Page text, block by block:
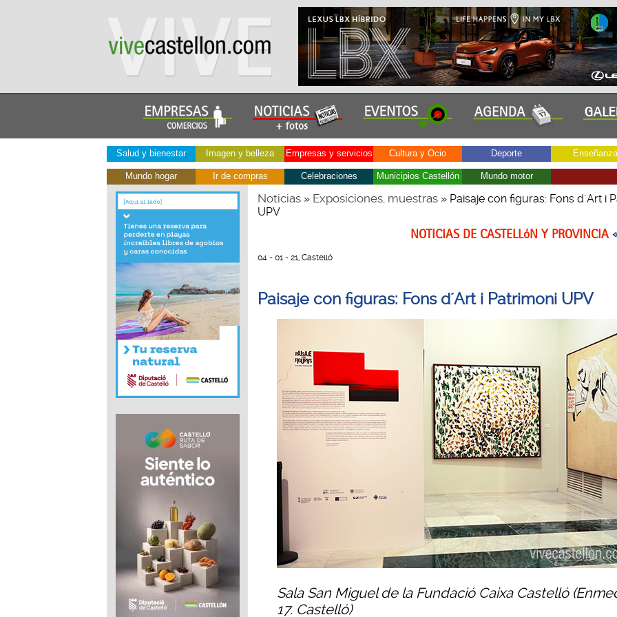
Salud y bienestar Imagen y belleza Empresas y servicios Cultura y Ocio Deporte Enseñanza
Mundo hogar Ir de compras Celebraciones Municipios Castellón Mundo motor
Noticias» Exposiciones, muestras» Paisaje con figuras: Fons d´Art i
UPV
NOTICIAS DE CASTELLóN Y PROVINCIA
04 - 01 - 21, Castelló
Paisaje con figuras: Fons d´Art i Patrimoni UPV
Sala San Miguel de la Fundació Caixa Castelló
17. Castelló)